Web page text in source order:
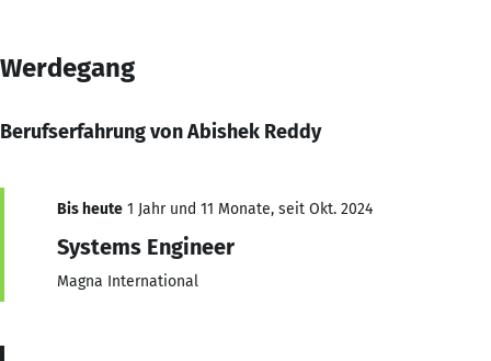
Werdegang
Berufserfahrung von Abishek Reddy
Bis heute 1 Jahr und 11 Monate, seit Okt. 2024
Systems Engineer
Magna International